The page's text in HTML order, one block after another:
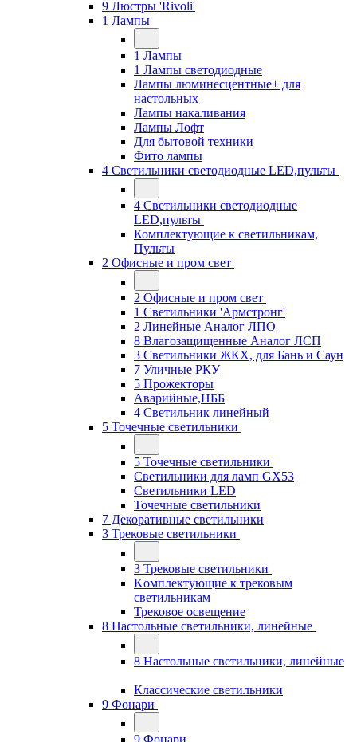
9 Люстры 'Rivoli'
1 Лампы
1 Лампы
1 Лампы светодиодные
Лампы люминесцентные+ для
настольных
Лампы накаливания
Лампы Лофт
Для бытовой техники
Фито лампы
4 Светильники светодиодные LED,пульты
4 Светильники светодиодные
LED,пульты
Комплектующие к светильникам,
Пульты
2 Офисные и пром свет
2 Офисные и пром свет
1 Светильники 'Армстронг'
2 Линейные Аналог ЛПО
8 Влагозащищенные Аналог ЛСП
3 Светильники ЖКХ, для Бань и Саун
7 Уличные РКУ
5 Прожекторы
Аварийные,НББ
4 Светильник линейный
5 Точечные светильники
5 Точечные светильники
Светильники для ламп GХ53
Cветильники LED
Точечные светильники
7 Декоративные светильники
3 Трековые светильники
3 Трековые светильники
Kомплектующие к трековым
светильникам
Трековое освещение
8 Настольные светильники, линейные
8 Настольные светильники, линейные
Классические светильники
9 Фонари
9 Фонари